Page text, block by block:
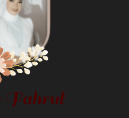
Fahrul